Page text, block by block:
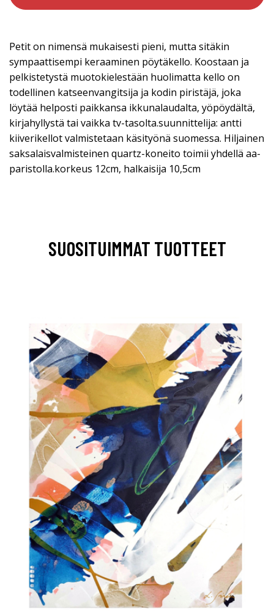
Petit on nimensä mukaisesti pieni, mutta sitäkin
sympaattisempi keraaminen pöytäkello. Koostaan ja
pelkistetystä muotokielestään huolimatta kello on
todellinen katseenvangitsija ja kodin piristäjä, joka
löytää helposti paikkansa ikkunalaudalta, yöpöydältä,
kirjahyllystä tai vaikka tv-tasolta.suunnittelija: antti
kiiverikellot valmistetaan käsityönä suomessa. Hiljainen
saksalaisvalmisteinen quartz-koneito toimii yhdellä aa-
paristolla.korkeus 12cm, halkaisija 10,5cm
SUOSITUIMMAT TUOTTEET